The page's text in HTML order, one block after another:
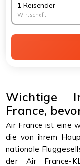
1 Reisender
Wirtschaft
Wichtige
France,
Air France ist eine
die von ihrem
nationale
der Air France-